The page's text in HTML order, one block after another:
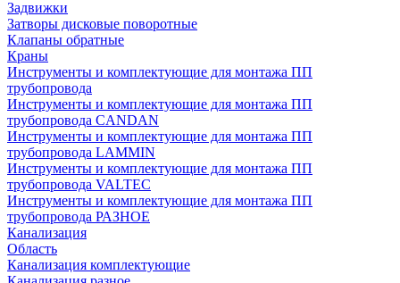
Задвижки
Затворы дисковые поворотные
Клапаны обратные
Краны
Инструменты и комплектующие для монтажа ПП
трубопровода
Инструменты и комплектующие для монтажа ПП
трубопровода CANDAN
Инструменты и комплектующие для монтажа ПП
трубопровода LAMMIN
Инструменты и комплектующие для монтажа ПП
трубопровода VALTEC
Инструменты и комплектующие для монтажа ПП
трубопровода РАЗНОЕ
Канализация
Область
Канализация комплектующие